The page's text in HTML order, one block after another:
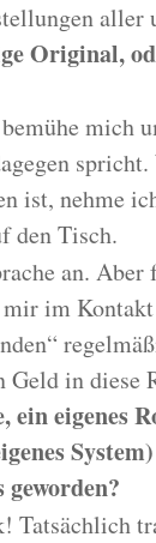
aller
Original,
mich
ist, nehme
den Tisch.
an.
mir im
Geld in diese
eigenes
Tatsächlich